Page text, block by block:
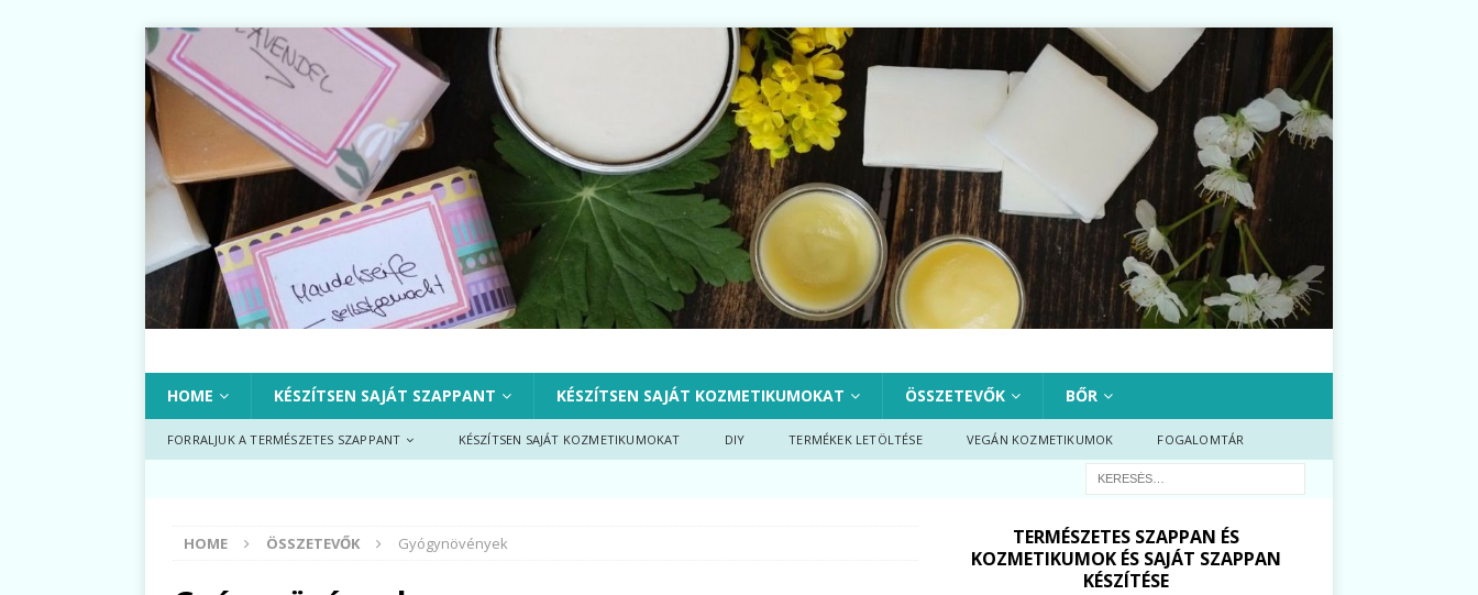
HOME KÉSZÍTSEN SAJÁT SZAPPANT KÉSZÍTSEN SAJÁT KOZMETIKUMOKAT ÖSSZETEVŐK BŐR
FORRALJUK A TERMÉSZETES SZAPPANT KÉSZÍTSEN SAJÁT KOZMETIKUMOKAT DIY TERMÉKEK LETÖLTÉSE VEGÁN KOZMETIKUMOK FOGALOMTÁR
HOME ÖSSZETEVŐK Gyógynövények
TERMÉSZETES SZAPPAN ÉS
KOZMETIKUMOK ÉS SAJÁT SZAPPAN
KÉSZÍTÉSE